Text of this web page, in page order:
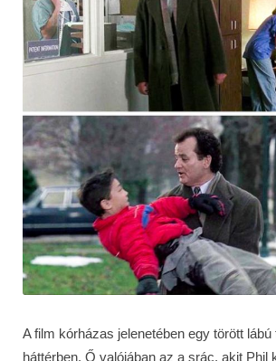
A film kórházas jelenetében egy törött lábú
háttérben. Ő valójában az a srác, akit Phil